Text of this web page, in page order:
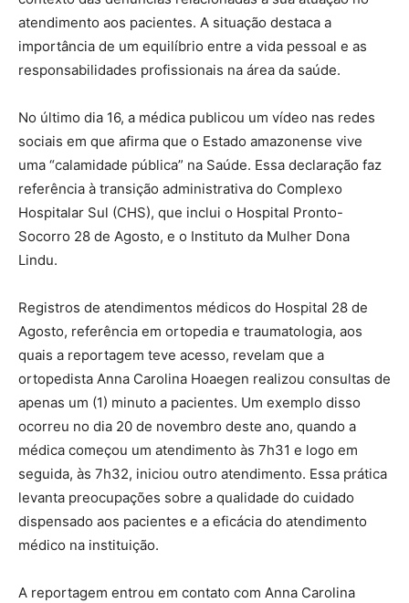
atendimento aos pacientes. A situação destaca a
importância de um equilíbrio entre a vida pessoal e as
responsabilidades profissionais na área da saúde.
No último dia 16, a médica publicou um vídeo nas redes
sociais em que afirma que o Estado amazonense vive
uma “calamidade pública” na Saúde. Essa declaração faz
referência à transição administrativa do Complexo
Hospitalar Sul (CHS), que inclui o Hospital Pronto-
Socorro 28 de Agosto, e o Instituto da Mulher Dona
Lindu.
Registros de atendimentos médicos do Hospital 28 de
Agosto, referência em ortopedia e traumatologia, aos
quais a reportagem teve acesso, revelam que a
ortopedista Anna Carolina Hoaegen realizou consultas de
apenas um (1) minuto a pacientes. Um exemplo disso
ocorreu no dia 20 de novembro deste ano, quando a
médica começou um atendimento às 7h31 e logo em
seguida, às 7h32, iniciou outro atendimento. Essa prática
levanta preocupações sobre a qualidade do cuidado
dispensado aos pacientes e a eficácia do atendimento
médico na instituição.
A reportagem entrou em contato com Anna Carolina